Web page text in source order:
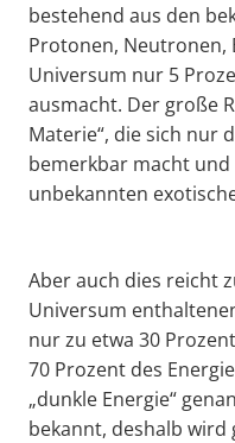
bestehend aus den
Protonen, Neutronen,
Universum nur 5
ausmacht. Der große
Materie“, die sich nur
bemerkbar macht
unbekannten
Aber auch dies reicht
Universum
nur zu etwa 30
70 Prozent des
„dunkle Energie“
bekannt, deshalb wird